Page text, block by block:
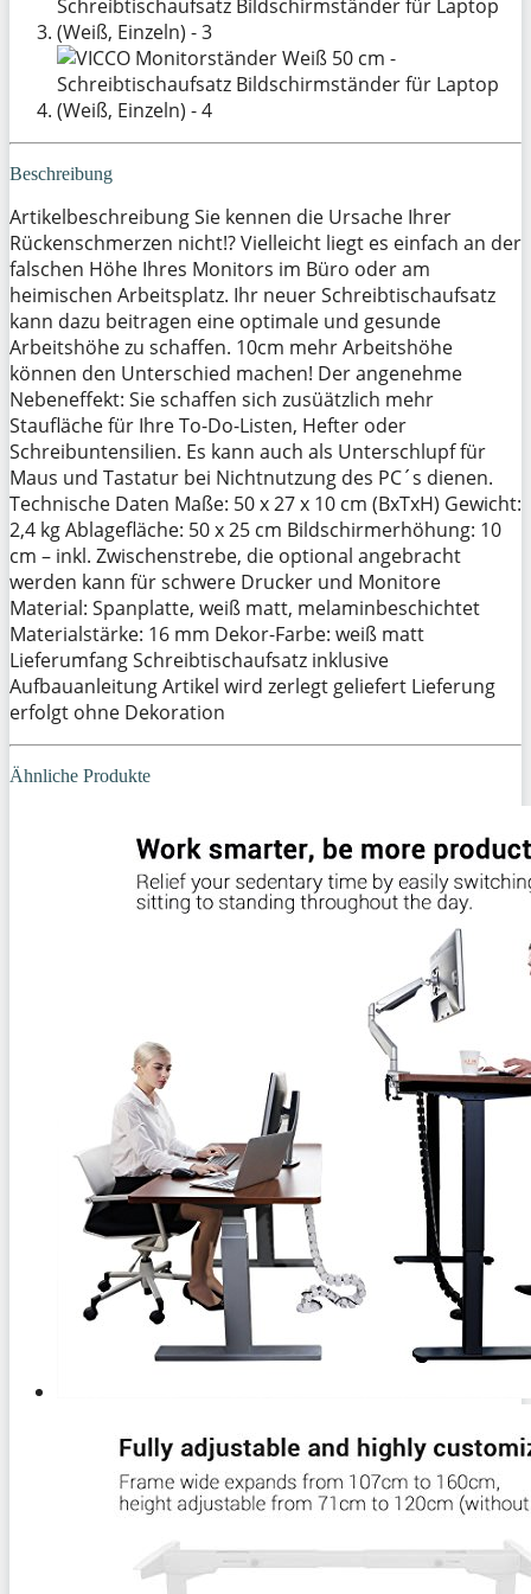
Beschreibung
Artikelbeschreibung Sie kennen die Ursache Ihrer
Rückenschmerzen nicht!? Vielleicht liegt es einfach an der
falschen Höhe Ihres Monitors im Büro oder am
heimischen Arbeitsplatz. Ihr neuer Schreibtischaufsatz
kann dazu beitragen eine optimale und gesunde
Arbeitshöhe zu schaffen. 10cm mehr Arbeitshöhe
können den Unterschied machen! Der angenehme
Nebeneffekt: Sie schaffen sich zusüätzlich mehr
Staufläche für Ihre To-Do-Listen, Hefter oder
Schreibuntensilien. Es kann auch als Unterschlupf für
Maus und Tastatur bei Nichtnutzung des PC´s dienen.
Technische Daten Maße: 50 x 27 x 10 cm (BxTxH) Gewicht:
2,4 kg Ablagefläche: 50 x 25 cm Bildschirmerhöhung: 10
cm – inkl. Zwischenstrebe, die optional angebracht
werden kann für schwere Drucker und Monitore
Material: Spanplatte, weiß matt, melaminbeschichtet
Materialstärke: 16 mm Dekor-Farbe: weiß matt
Lieferumfang Schreibtischaufsatz inklusive
Aufbauanleitung Artikel wird zerlegt geliefert Lieferung
erfolgt ohne Dekoration
Ähnliche Produkte